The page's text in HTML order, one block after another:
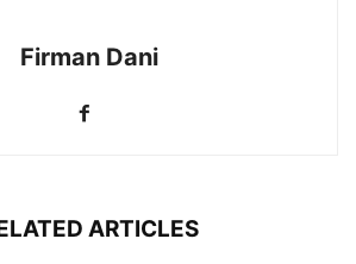
Firman Dani
ARTICLES